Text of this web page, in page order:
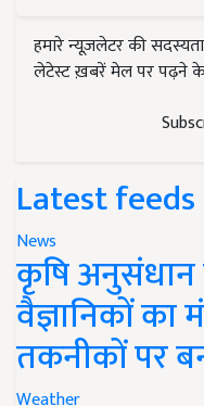
हमारे न्यूज़लेटर की
लेटेस्ट ख़बरें मेल पर पढ़ने के
Latest feeds
News
कृषि अनुसंधान
वैज्ञानिकों
तकनीकों पर